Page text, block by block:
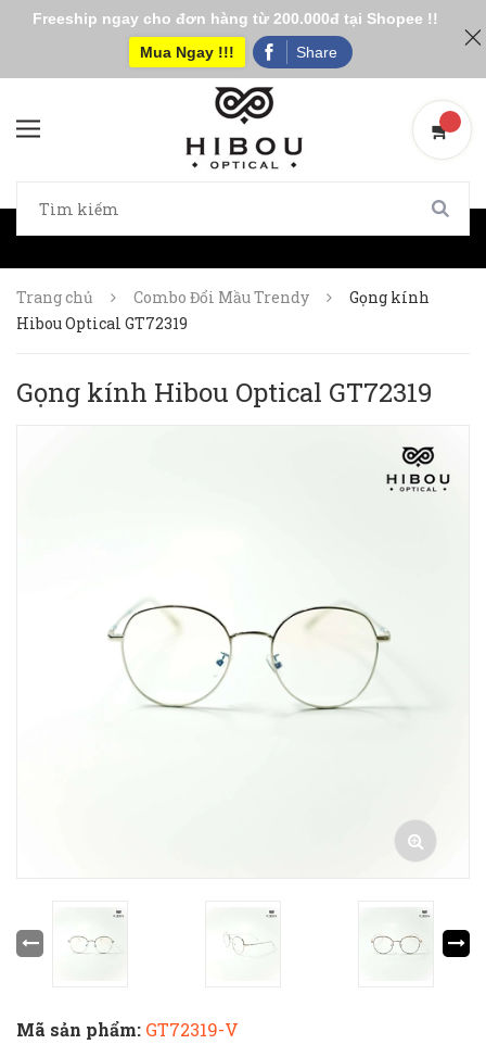
Trang chủ Combo Đổi Mầu Trendy
Gọng kính
Hibou Optical GT72319
Gọng kính Hibou Optical GT72319
Mã sản phẩm: GT72319-V
Freeship ngay cho đơn hàng từ 200.000đ tại Shopee !!
Mua Ngay !!!
Share